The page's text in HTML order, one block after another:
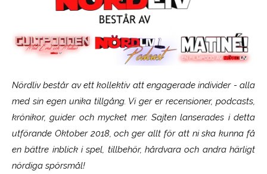
Nördliv består av ett kollektiv att engagerade individer - alla
med sin egen unika tillgång. Vi ger er recensioner, podcasts,
krönikor, guider och mycket mer. Sajten lanserades i detta
utförande Oktober 2018, och ger allt för att ni ska kunna få
en bättre inblick i spel, tillbehör, hårdvara och andra härligt
nördiga spörsmål!